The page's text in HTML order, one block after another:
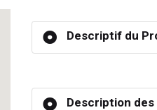
Descriptif du
Description